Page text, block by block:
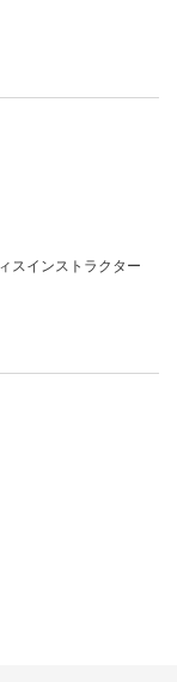
スインストラクター